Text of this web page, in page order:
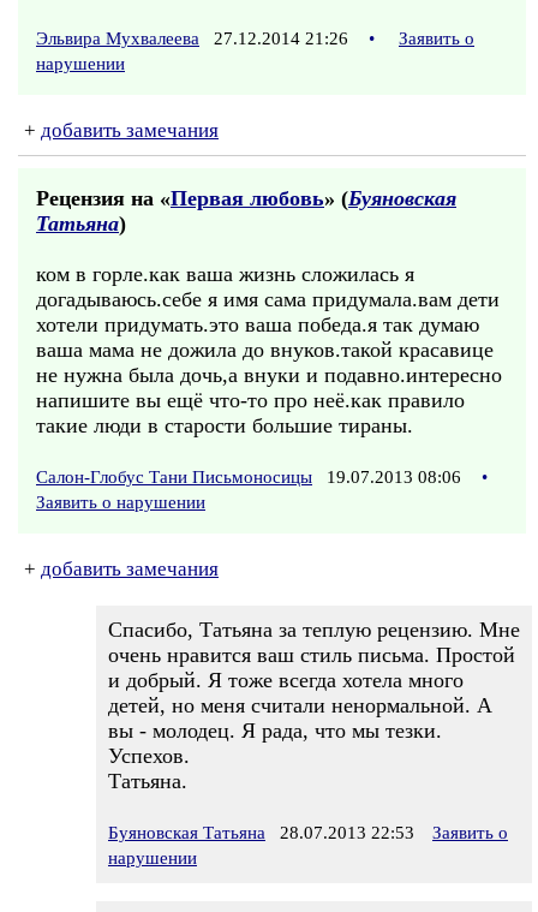
Эльвира Мухвалеева 27.12.2014 21:26 •
Заявить о
нарушении
+ добавить замечания
Рецензия на «Первая любовь» (Буяновская
Татьяна)
ком в горле.как ваша жизнь сложилась я
догадываюсь.себе я имя сама придумала.вам дети
хотели придумать.это ваша победа.я так думаю
ваша мама не дожила до внуков.такой красавице
не нужна была дочь,а внуки и подавно.интересно
напишите вы ещё что-то про неё.как правило
такие люди в старости большие тираны.
Салон-Глобус Тани Письмоносицы 19.07.2013 08:06
•
Заявить о нарушении
+ добавить замечания
Спасибо, Татьяна за теплую рецензию. Мне
очень нравится ваш стиль письма. Простой
и добрый. Я тоже всегда хотела много
детей, но меня считали ненормальной. А
вы - молодец. Я рада, что мы тезки.
Успехов.
Татьяна.
Буяновская Татьяна 28.07.2013 22:53
Заявить о
нарушении